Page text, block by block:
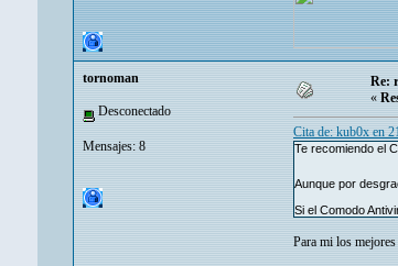
tornoman
Desconectado
Mensajes: 8
Re:
«
Cita de: kub0x en
Te recomiendo el
Aunque por
Si el Comodo
Para mi los